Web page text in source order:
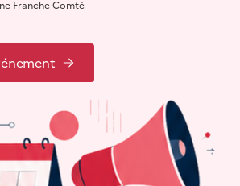
Franche-Comté